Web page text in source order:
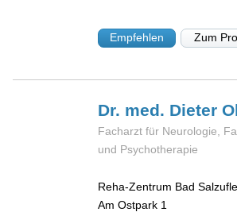
Empfehlen Zum
Dr. med. Dieter
Facharzt für Neurologie,
und Psychotherapie
Reha-Zentrum Bad
Am Ostpark 1